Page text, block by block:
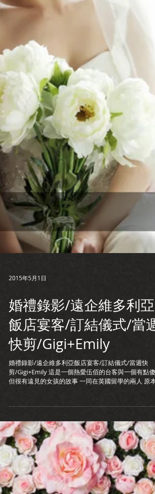
2015年5月1日
婚禮錄影/遠企維多利亞
飯店宴客/訂結儀式/當週
快剪/Gigi+Emily
婚禮錄影/遠企維多利亞飯店宴客/訂結儀式/當週快
但很有遠見的女孩的故事 一同在英國留學的兩人 原本
來有次Emily為了鼓勵Gigi特地寫信給伍佰...